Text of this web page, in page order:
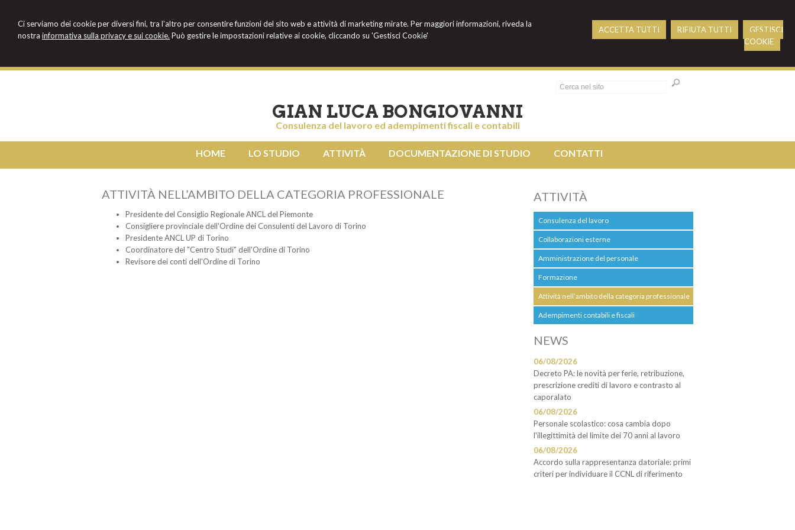
Ci serviamo dei cookie per diversi fini, tra l'altro per consentire funzioni del sito web e attività di marketing mirate. Per maggiori informazioni, riveda la
nostra informativa sulla privacy e sui cookie. Può gestire le impostazioni relative ai cookie, cliccando su 'Gestisci Cookie'
ACCETTA TUTTI RIFIUTA TUTTI
GESTISCI
COOKIE
GIAN LUCA BONGIOVANNI
Consulenza del lavoro ed adempimenti fiscali e contabili
HOME LO STUDIO ATTIVITÀ DOCUMENTAZIONE DI STUDIO CONTATTI
ATTIVITÀ NELL’AMBITO DELLA CATEGORIA PROFESSIONALE
Presidente del Consiglio Regionale ANCL del Piemonte
Consigliere provinciale dell'Ordine dei Consulenti del Lavoro di Torino
Presidente ANCL UP di Torino
Coordinatore del "Centro Studi" dell'Ordine di Torino
Revisore dei conti dell'Ordine di Torino
ATTIVITÀ
Consulenza del lavoro
Collaborazioni esterne
Amministrazione del personale
Formazione
Attività nell’ambito della categoria professionale
Adempimenti contabili e fiscali
NEWS
06/08/2026
Decreto PA: le novità per ferie, retribuzione,
prescrizione crediti di lavoro e contrasto al
caporalato
06/08/2026
Personale scolastico: cosa cambia dopo
l'illegittimità del limite dei 70 anni al lavoro
06/08/2026
Accordo sulla rappresentanza datoriale: primi
criteri per individuare il CCNL di riferimento